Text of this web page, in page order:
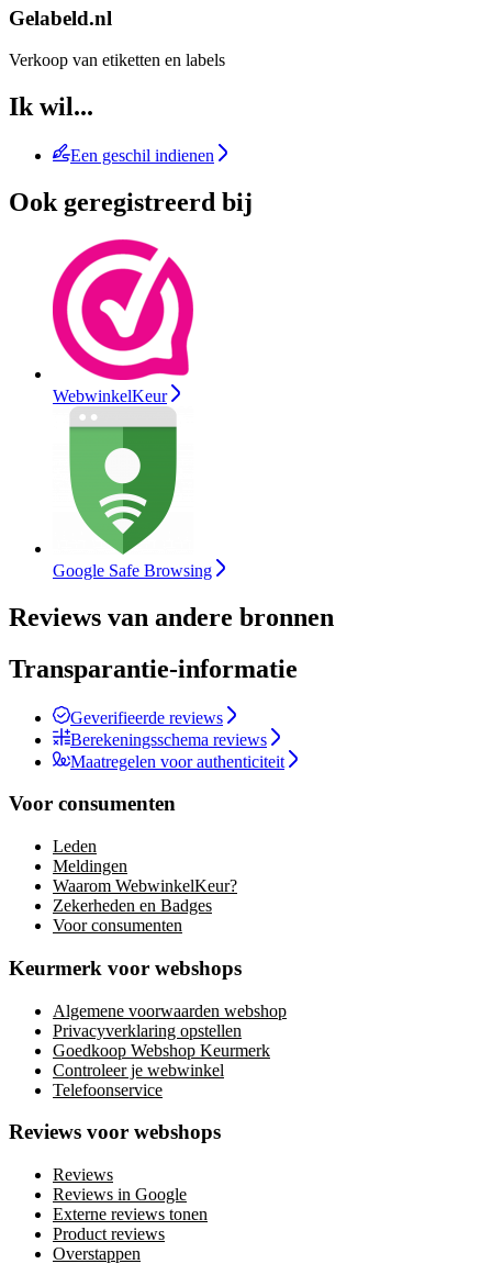
Gelabeld.nl
Verkoop van etiketten en labels
Ik wil...
Een geschil indienen
Ook geregistreerd bij
WebwinkelKeur
Google Safe Browsing
Reviews van andere bronnen
Transparantie-informatie
Geverifieerde reviews
Berekeningsschema reviews
Maatregelen voor authenticiteit
Voor consumenten
Leden
Meldingen
Waarom WebwinkelKeur?
Zekerheden en Badges
Voor consumenten
Keurmerk voor webshops
Algemene voorwaarden webshop
Privacyverklaring opstellen
Goedkoop Webshop Keurmerk
Controleer je webwinkel
Telefoonservice
Reviews voor webshops
Reviews
Reviews in Google
Externe reviews tonen
Product reviews
Overstappen